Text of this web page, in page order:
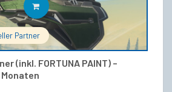
Partner
(inkl. FORTUNA PAINT) –
IN DEN WARENKORB